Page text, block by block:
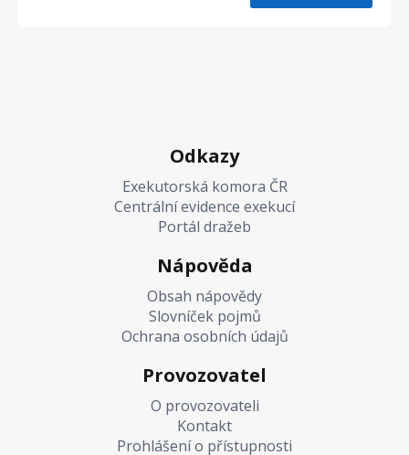
Odkazy
Exekutorská komora ČR
Centrální evidence exekucí
Portál dražeb
Nápověda
Obsah nápovědy
Slovníček pojmů
Ochrana osobních údajů
Provozovatel
O provozovateli
Kontakt
Prohlášení o přístupnosti